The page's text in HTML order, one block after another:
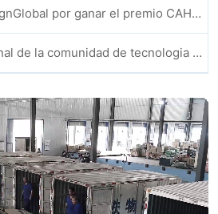
Felicitaciones a eSignGlobal por ganar el premio CAHK STAR 2025
Cena del Dia Nacional de la comunidad de tecnologia e innovacion de Hong Kong